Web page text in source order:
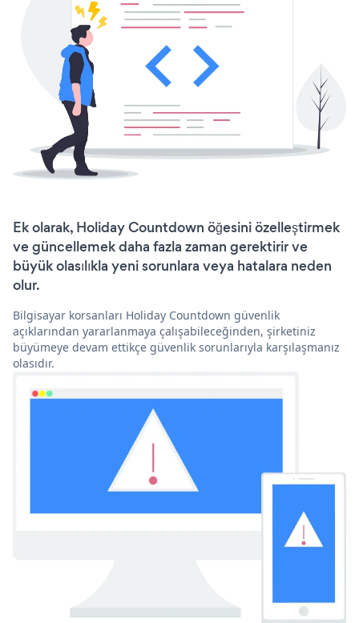
Ek olarak, Holiday Countdown öğesini özelleştirmek
ve güncellemek daha fazla zaman gerektirir ve
büyük olasılıkla yeni sorunlara veya hatalara neden
olur.
Bilgisayar korsanları Holiday Countdown güvenlik
açıklarından yararlanmaya çalışabileceğinden, şirketiniz
büyümeye devam ettikçe güvenlik sorunlarıyla karşılaşmanız
olasıdır.